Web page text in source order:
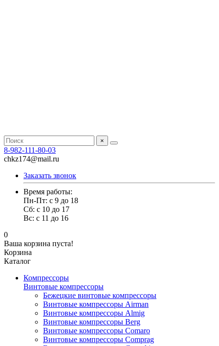
×
8-982-111-80-03
chkz174@mail.ru
Заказать звонок
Время работы:
Пн-Пт: с 9 до 18
Сб: с 10 до 17
Вс: с 11 до 16
0
Ваша корзина пуста!
Корзина
Каталог
Компрессоры
Винтовые компрессоры
Бежецкие винтовые компрессоры
Винтовые компрессоры Airman
Винтовые компрессоры Almig
Винтовые компрессоры Berg
Винтовые компрессоры Comaro
Винтовые компрессоры Comprag